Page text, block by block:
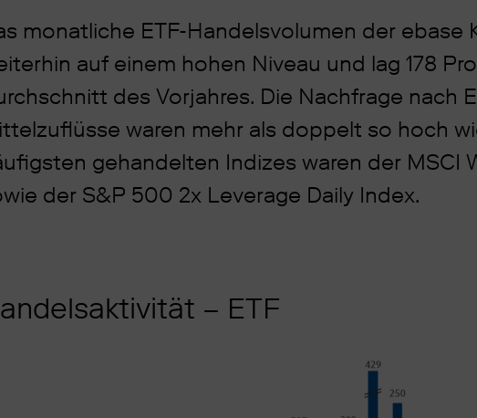
monatliche ETF-Handelsvolumen der ebase
auf einem hohen Niveau und lag 178
des Vorjahres. Die Nachfrage nach
waren mehr als doppelt so hoch
gehandelten Indizes waren der MSCI
der S&P 500 2x Leverage Daily Index.
– ETF